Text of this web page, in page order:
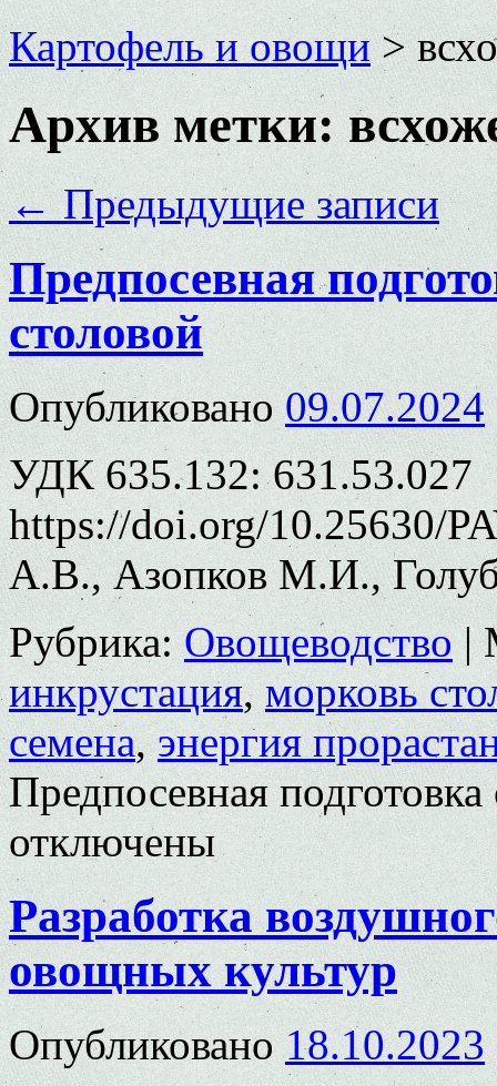
Картофель и овощи>
Архив метки:
←Предыдущие записи
Предпосевная
столовой
Опубликовано 09.07.2024
УДК 635.132: 631.53.027
https://doi.org/10.25630/
А.В., Азопков М.И.,
Рубрика: Овощеводство |
инкрустация,морковь
семена,энергия
Предпосевная
отключены
Разработка
овощных культур
Опубликовано 18.10.2023